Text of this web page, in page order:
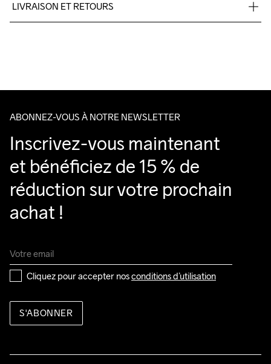
52% Polyamide
LIVRAISON ET RETOURS
ABONNEZ-VOUS À NOTRE NEWSLETTER
Inscrivez-vous maintenant
et bénéficiez de 15 % de
réduction sur votre prochain
achat !
Cliquez pour accepter nos conditions d’utilisation
S'ABONNER